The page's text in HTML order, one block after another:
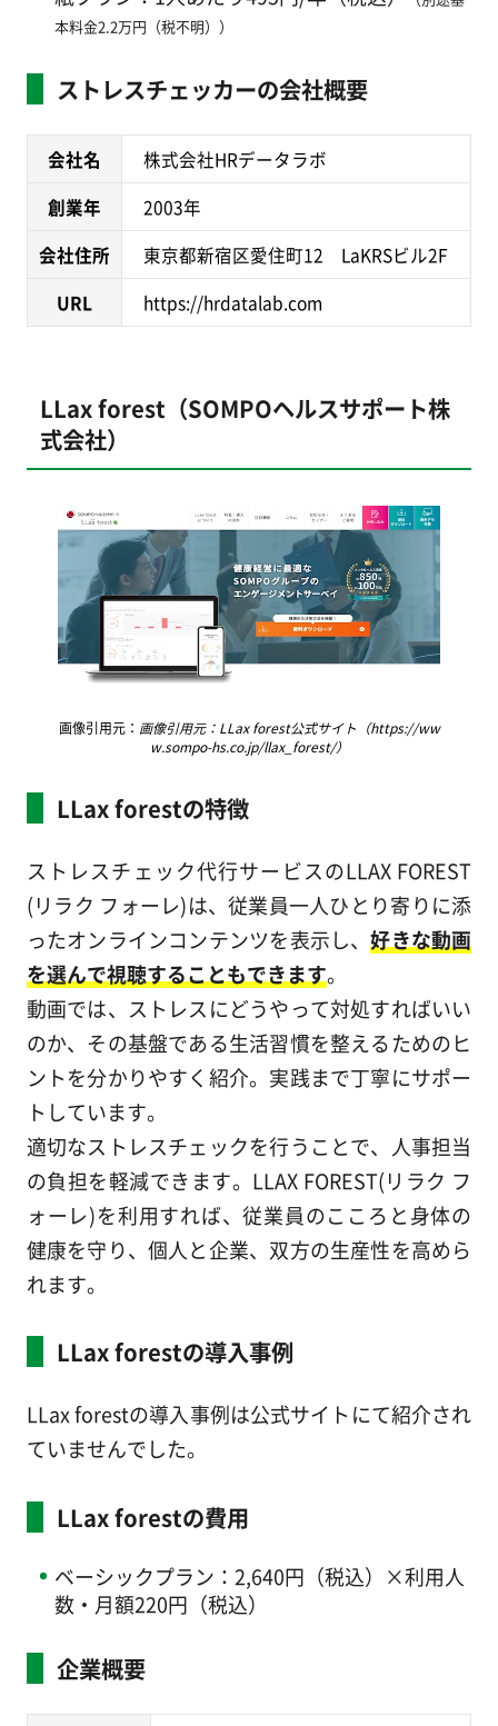
本料金2.2万円（税不明））
ストレスチェッカーの会社概要
会社名
株式会社HRデータラボ
創業年
2003年
会社住所
東京都新宿区愛住町12 LaKRSビル2F
URL
https://hrdatalab.com
LLax forest（SOMPOヘルスサポート株
式会社）
画像引用元： 画像引用元：LLax forest公式サイト（https://ww
w.sompo-hs.co.jp/llax_forest/）
LLax forestの特徴
ストレスチェック代行サービスのLLAX FOREST
(リラク フォーレ)は、従業員一人ひとり寄りに添
ったオンラインコンテンツを表示し、好きな動画
を選んで視聴することもできます。
動画では、ストレスにどうやって対処すればいい
のか、その基盤である生活習慣を整えるためのヒ
ントを分かりやすく紹介。実践まで丁寧にサポー
トしています。
適切なストレスチェックを行うことで、人事担当
の負担を軽減できます。LLAX FOREST(リラク フ
ォーレ)を利用すれば、従業員のこころと身体の
健康を守り、個人と企業、双方の生産性を高めら
れます。
LLax forestの導入事例
LLax forestの導入事例は公式サイトにて紹介され
ていませんでした。
LLax forestの費用
ベーシックプラン：2,640円（税込）×利用人
数・月額220円（税込）
企業概要